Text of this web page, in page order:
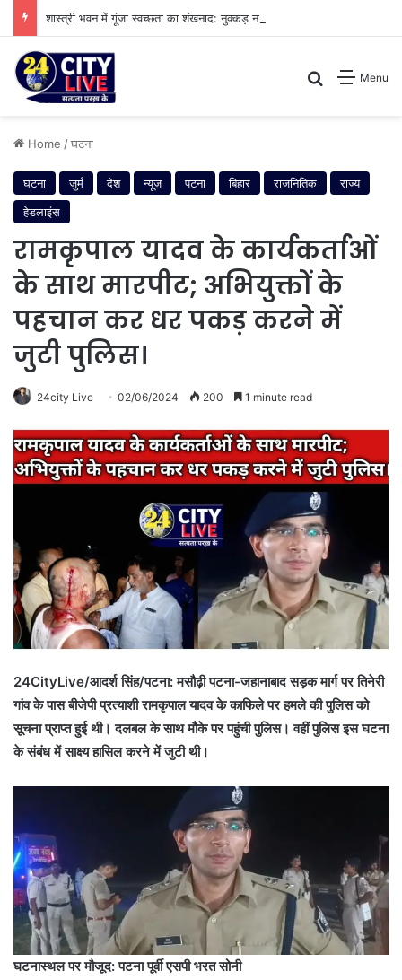
Menu
Search for
Home /घटना
घटना जुर्म देश न्यूज़ पटना बिहार राजनितिक
राज्य
हेडलाइंस
रामकृपाल यादव के कार्यकर्ताओं
के साथ मारपीट; अभियुक्तों के
पहचान कर धर पकड़ करने में
जुटी पुलिस।
24city Live 02/06/2024 200 1 minute read
24CityLive/आदर्श सिंह/पटना: मसौढ़ी पटना-जहानाबाद सड़क मार्ग पर तिनेरी
गांव के पास बीजेपी प्रत्याशी रामकृपाल यादव के काफिले पर हमले की पुलिस को
सूचना प्राप्त हुई थी। दलबल के साथ मौके पर पहुंची पुलिस। वहीं पुलिस इस घटना
के संबंध में साक्ष्य हासिल करने में जुटी थी।
घटनास्थल पर मौजूद: पटना पूर्वी एसपी भरत सोनी